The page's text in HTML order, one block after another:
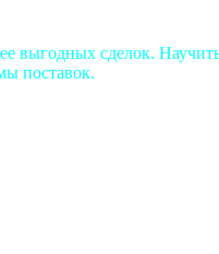
сделок.
поставок.